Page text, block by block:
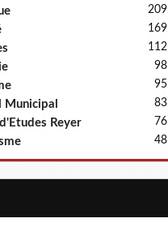
209
169
112
98
95
Municipal 83
Reyer 76
48